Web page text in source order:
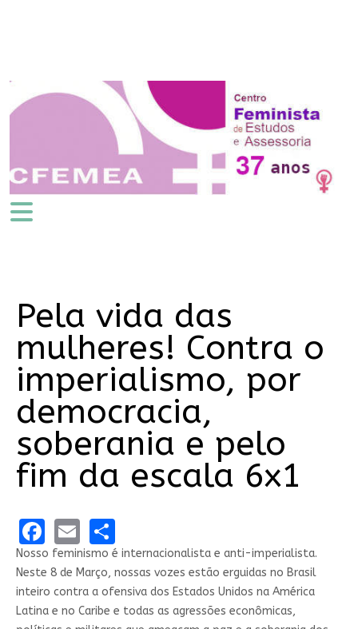
Pela vida das
mulheres! Contra o
imperialismo, por
democracia,
soberania e pelo
fim da escala 6x1
Facebook
EmailShare
Nosso feminismo é internacionalista e anti-imperialista.
Neste 8 de Março, nossas vozes estão erguidas no Brasil
inteiro contra a ofensiva dos Estados Unidos na América
Latina e no Caribe e todas as agressões econômicas,